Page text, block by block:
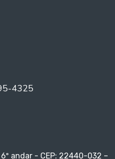
4325
andar - CEP: 22440-032 –